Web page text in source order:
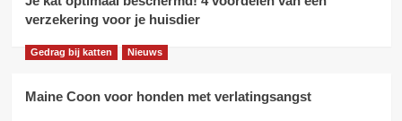
verzekering voor je huisdier
Gedrag bij katten Nieuws
Maine Coon voor honden met verlatingsangst